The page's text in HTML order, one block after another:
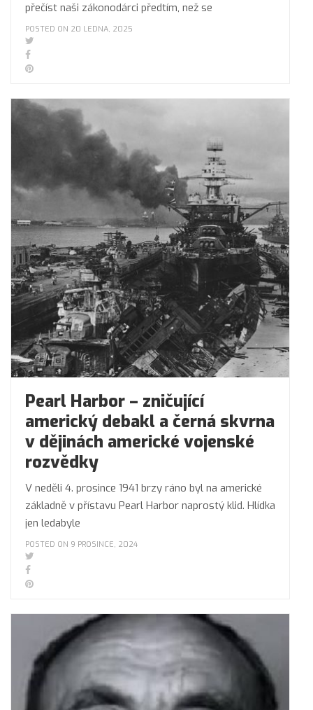
přečíst naši zákonodárci předtím, než se
POSTED ON 20 LEDNA, 2025
Pearl Harbor – zničující
americký debakl a černá skvrna
v dějinách americké vojenské
rozvědky
V neděli 4. prosince 1941 brzy ráno byl na americké
základně v přístavu Pearl Harbor naprostý klid. Hlídka
jen ledabyle
POSTED ON 9 PROSINCE, 2024